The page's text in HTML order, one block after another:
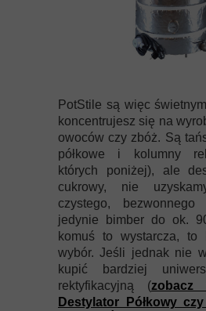
PotStile są więc
koncentrujesz się na
owoców czy zbóż. Są
półkowe i kolumny
których poniżej), ale
cukrowy, nie
czystego,
jedynie bimber do ok.
komuś to wystarcza, to
wybór. Jeśli jednak nie
kupić bardziej
rektyfikacyjną (zobacz
Destylator Półkowy